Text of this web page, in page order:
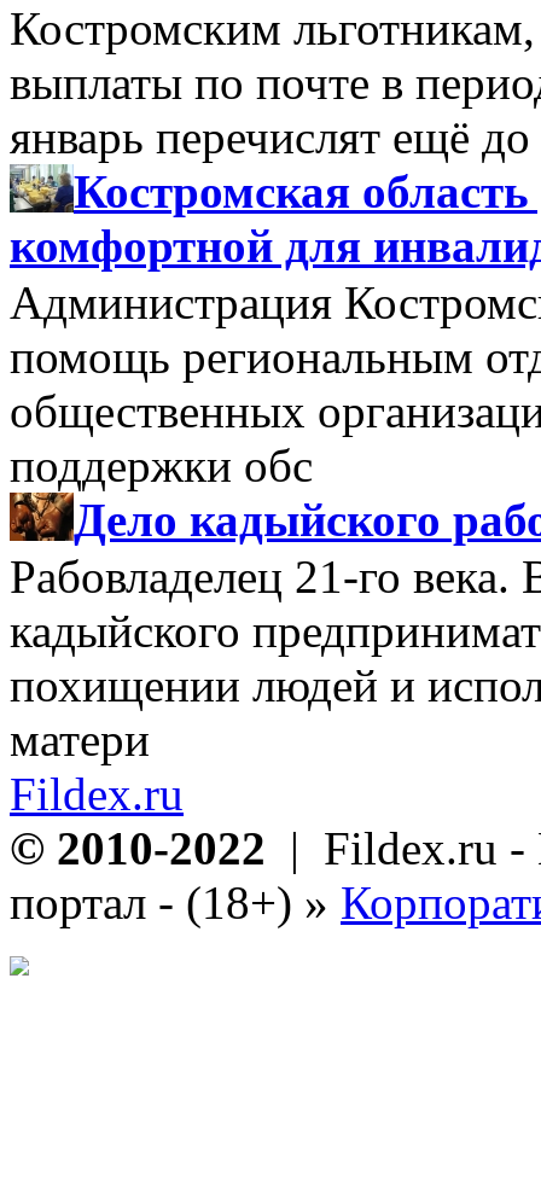
Костромским
выплаты по почте в
январь перечислят ещё
Костромская
комфортной для
Администрация
помощь региональным
общественных
поддержки обс
Дело кадыйского
Рабовладелец 21-го века.
кадыйского
похищении людей и
матери
Fildex.ru
© 2010-2022 | Fildex.ru -
портал - (18+) »